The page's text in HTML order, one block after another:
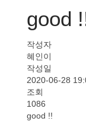
good
작성자
혜인이
작성일
2020-06-28
조회
1086
good !!